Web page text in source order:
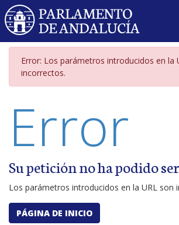
Página de error por
Error: Los parámetros introducidos en la
incorrectos.
Error
Su petición no ha podido
Los parámetros introducidos en la URL son
PÁGINA DE INICIO